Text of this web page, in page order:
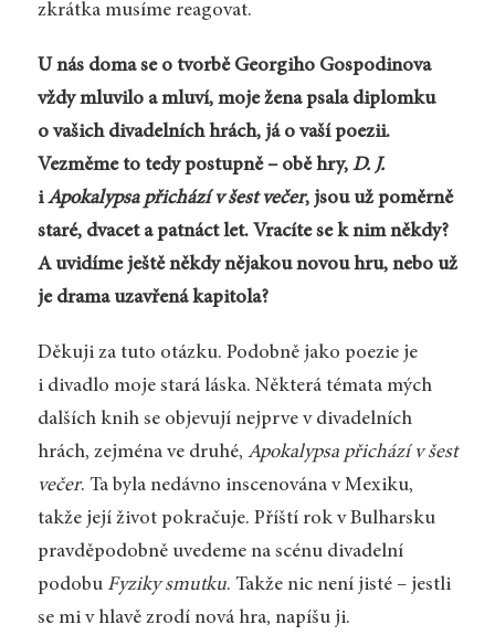
zkrátka musíme reagovat.
U nás doma se o tvorbě Georgiho Gospodinova
vždy mluvilo a mluví, moje žena psala diplomku
o vašich divadelních hrách, já o vaší poezii.
Vezměme to tedy postupně – obě hry, D. J.
iApokalypsa přichází v šest večer, jsou už poměrně
staré, dvacet a patnáct let. Vracíte se k nim někdy?
A uvidíme ještě někdy nějakou novou hru, nebo už
je drama uzavřená kapitola?
Děkuji za tuto otázku. Podobně jako poezie je
i divadlo moje stará láska. Některá témata mých
dalších knih se objevují nejprve v divadelních
hrách, zejména ve druhé, Apokalypsa přichází v šest
večer. Ta byla nedávno inscenována v Mexiku,
takže její život pokračuje. Příští rok v Bulharsku
pravděpodobně uvedeme na scénu divadelní
podobu Fyziky smutku. Takže nic není jisté – jestli
se mi v hlavě zrodí nová hra, napíšu ji.